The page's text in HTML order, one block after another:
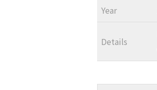
Year
Details